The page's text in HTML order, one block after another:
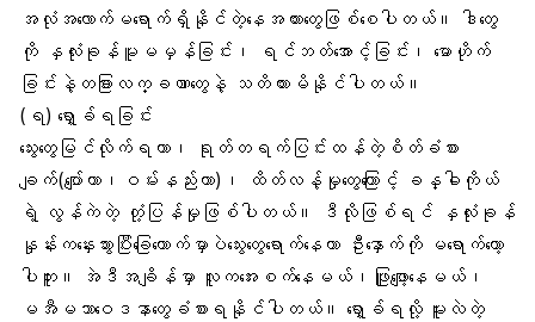
အလုံအလောက်မရောက်ရှိနိုင်တဲ့နေအထားတွေဖြစ်စေပါတယ်။ ဒါတွေ
ကို နှလုံးခုန်မူမမှန်ခြင်း၊ ရင်ဘတ်အောင့်ခြင်း၊ မောဟိုက်
ခြင်းနဲ့တခြားလက္ခဏာတွေနဲ့ သတိထားမိနိုင်ပါတယ်။
(ရ) ရှော့ခ်ရခြင်း
သွေးတွေမြင်လိုက်ရတာ၊ ရုတ်တရက်ပြင်းထန်တဲ့စိတ်ခံစား
ချက်(ပျော်တာ၊ဝမ်းနည်းတာ)၊ ထိတ်လန့်မှုတွေကြောင့် ခန္ဓါကိုယ်
ရဲ့ လွန်ကဲတဲ့ တုံ့ပြန်မှုဖြစ်ပါတယ်။ ဒီလိုဖြစ်ရင် နှလုံးခုန်
နှုန်းကနှေးသွားပြီးခြေထောက်မှာပဲသွေးတွေရောက်နေကာ ဦးနှောက်ကို မရောက်တော့
ပါဘူး။ အဲဒီအချိန်မှာ လူကအေးစက်နေမယ်၊ဖြူဖျော့နေမယ်၊
မအီမသာဝေဒနာတွေခံစားရနိုင်ပါတယ်။ ရှော့ခ်ရလို့ မူးလဲတဲ့